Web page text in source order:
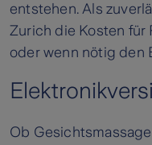
entstehen. Als
Zurich die Kosten für
oder wenn nötig den
Ob